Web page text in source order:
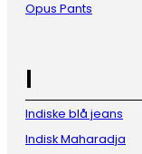
Opus Pants
I
Indiske blå jeans
Indisk Maharadja